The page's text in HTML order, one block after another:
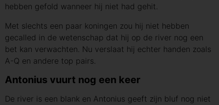
hebben gefold wanneer hij niet had gehit.
Met slechts een paar koningen zou hij niet hebben
gecalled in de wetenschap dat hij op de river nog een
bet kan verwachten. Nu verslaat hij echter handen zoals
A-Q en andere top pairs.
Antonius vuurt nog een keer
De river is een blank en Antonius geeft zijn bluf nog niet